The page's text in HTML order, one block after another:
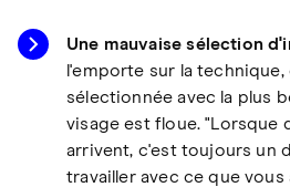
Une mauvaise sélection
l'emporte sur la
sélectionnée avec la plus
visage est floue. "Lorsque
arrivent, c'est toujours un
travailler avec ce que vous